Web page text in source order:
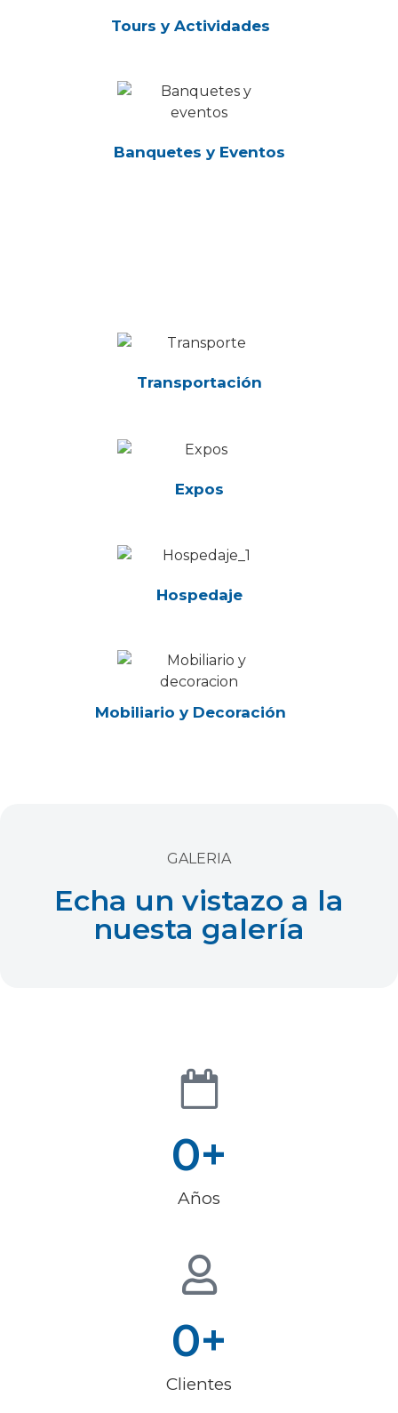
Tours y Actividades
Banquetes y Eventos
Transportación
Expos
Hospedaje
Mobiliario y Decoración
GALERIA
Echa un vistazo a la
nuesta galería
0+
Años
0+
Clientes